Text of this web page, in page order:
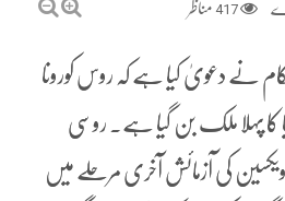
417 مناظر
نے دعویٰ کیا ہے کہ روس کورونا
کا پہلا ملک بن گیا ہے۔ روسی
کی آزمائش آخری مرحلے میں